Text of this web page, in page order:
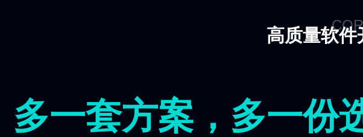
高质量软
多一套方案，多一份